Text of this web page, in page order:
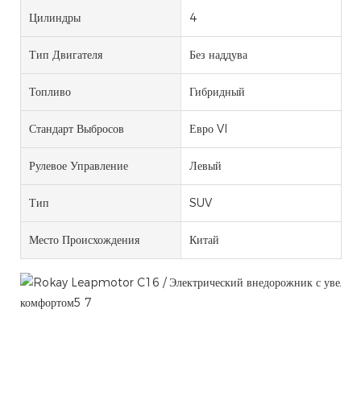
Цилиндры 4
Тип Двигателя Без наддува
Топливо Гибридный
Стандарт Выбросов Евро VI
Рулевое Управление Левый
Тип SUV
Место Происхождения Китай